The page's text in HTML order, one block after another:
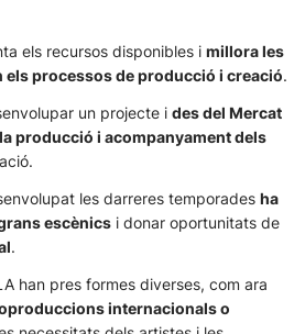
els recursos disponibles i millora les
processos de producció i creació.
un projecte i des del Mercat
producció i acompanyament dels
les darreres temporades ha
escènics i donar oportunitats de
.
han pres formes diverses, com ara
internacionals o